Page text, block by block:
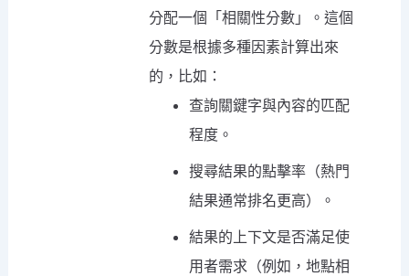
分配一個「相關性分數」。這個
分數是根據多種因素計算出來
的，比如：
查詢關鍵字與內容的匹配
程度。
搜尋結果的點擊率（熱門
結果通常排名更高）。
結果的上下文是否滿足使
用者需求（例如，地點相